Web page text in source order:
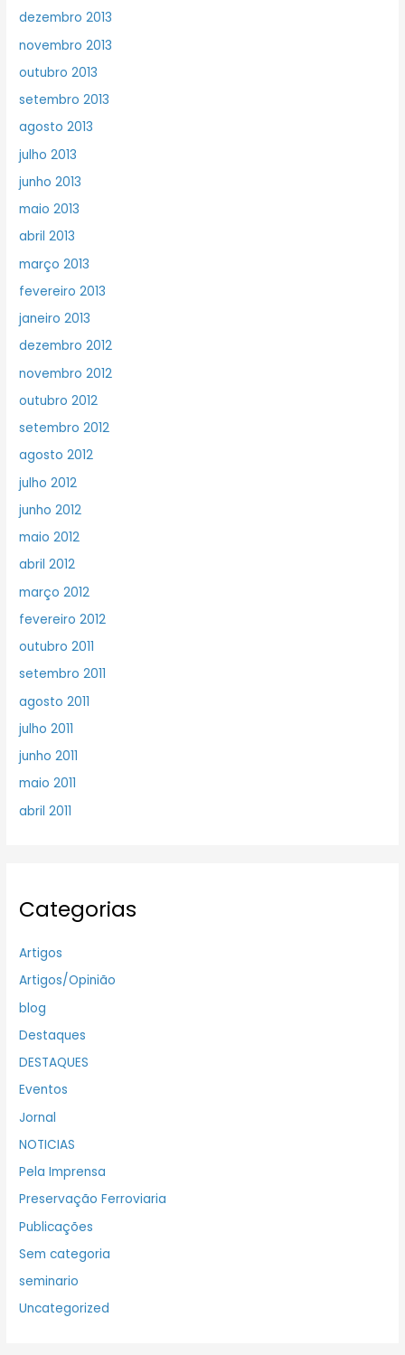
dezembro 2013
novembro 2013
outubro 2013
setembro 2013
agosto 2013
julho 2013
junho 2013
maio 2013
abril 2013
março 2013
fevereiro 2013
janeiro 2013
dezembro 2012
novembro 2012
outubro 2012
setembro 2012
agosto 2012
julho 2012
junho 2012
maio 2012
abril 2012
março 2012
fevereiro 2012
outubro 2011
setembro 2011
agosto 2011
julho 2011
junho 2011
maio 2011
abril 2011
Categorias
Artigos
Artigos/Opinião
blog
Destaques
DESTAQUES
Eventos
Jornal
NOTICIAS
Pela Imprensa
Preservação Ferroviaria
Publicações
Sem categoria
seminario
Uncategorized